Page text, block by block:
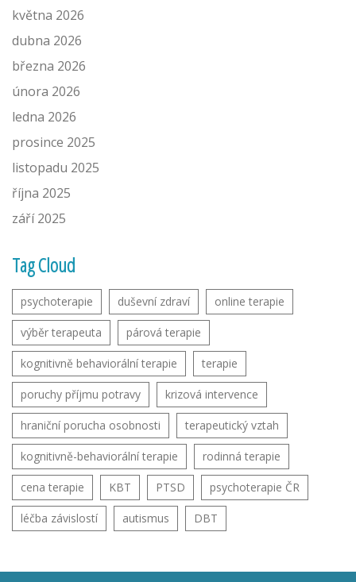
května 2026
dubna 2026
března 2026
února 2026
ledna 2026
prosince 2025
listopadu 2025
října 2025
září 2025
Tag Cloud
psychoterapie duševní zdraví online terapie
výběr terapeuta párová terapie
kognitivně behaviorální terapie terapie
poruchy příjmu potravy krizová intervence
hraniční porucha osobnosti terapeutický vztah
kognitivně-behaviorální terapie rodinná terapie
cena terapie KBT PTSD psychoterapie ČR
léčba závislostí autismus DBT